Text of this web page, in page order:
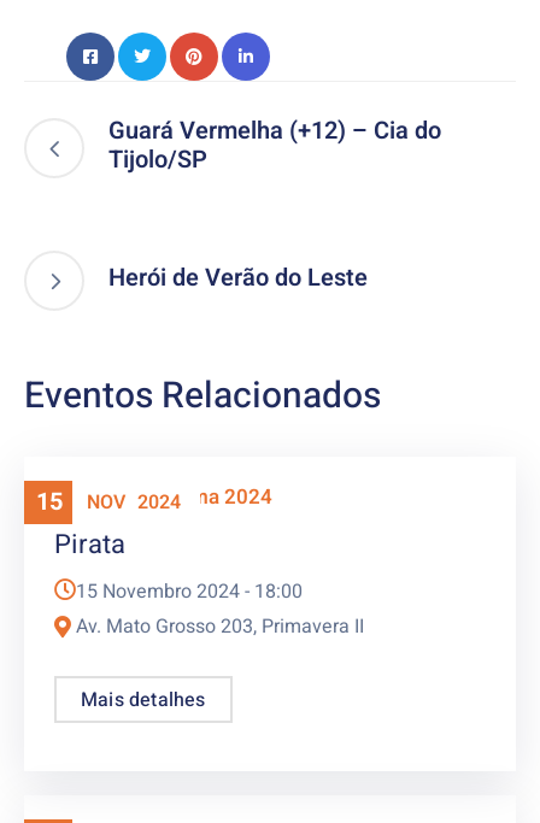
Guará Vermelha (+12) – Cia do
Tijolo/SP
Herói de Verão do Leste
Eventos Relacionados
15 NOV 2024
Mostra Panorama 2024
Pirata
15 Novembro 2024 - 18:00
Av. Mato Grosso 203, Primavera II
Mais detalhes